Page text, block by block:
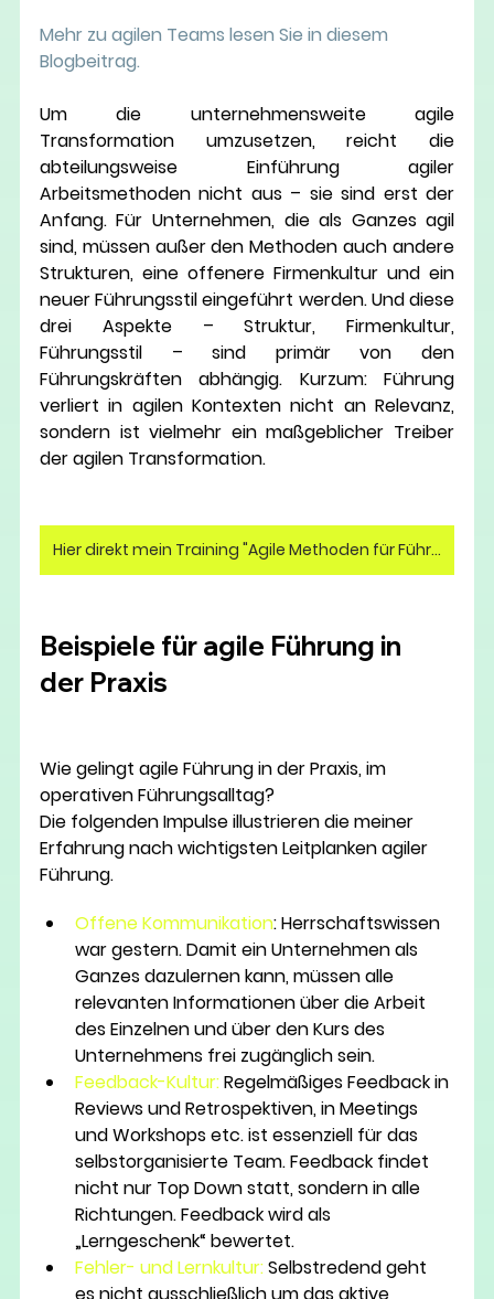
Mehr zu agilen Teams lesen Sie in diesem
Blogbeitrag.
Um die unternehmensweite agile
Transformation umzusetzen, reicht die
abteilungsweise Einführung agiler
Arbeitsmethoden nicht aus – sie sind erst der
Anfang. Für Unternehmen, die als Ganzes agil
sind, müssen außer den Methoden auch andere
Strukturen, eine offenere Firmenkultur und ein
neuer Führungsstil eingeführt werden. Und diese
drei Aspekte – Struktur, Firmenkultur,
Führungsstil – sind primär von den
Führungskräften abhängig. Kurzum: Führung
verliert in agilen Kontexten nicht an Relevanz,
sondern ist vielmehr ein maßgeblicher Treiber
der agilen Transformation.
Hier direkt mein Training "Agile Methoden für Führungskräfte" buchen! (nur für Unternehmen)
Beispiele für agile Führung in
der Praxis
Wie gelingt agile Führung in der Praxis, im
operativen Führungsalltag?
Die folgenden Impulse illustrieren die meiner
Erfahrung nach wichtigsten Leitplanken agiler
Führung.
Offene Kommunikation: Herrschaftswissen
war gestern. Damit ein Unternehmen als
Ganzes dazulernen kann, müssen alle
relevanten Informationen über die Arbeit
des Einzelnen und über den Kurs des
Unternehmens frei zugänglich sein.
Feedback-Kultur:Regelmäßiges Feedback in
Reviews und Retrospektiven, in Meetings
und Workshops etc. ist essenziell für das
selbstorganisierte Team. Feedback findet
nicht nur Top Down statt, sondern in alle
Richtungen. Feedback wird als
„Lerngeschenk“ bewertet.
Fehler- und Lernkultur: Selbstredend geht
es nicht ausschließlich um das aktive